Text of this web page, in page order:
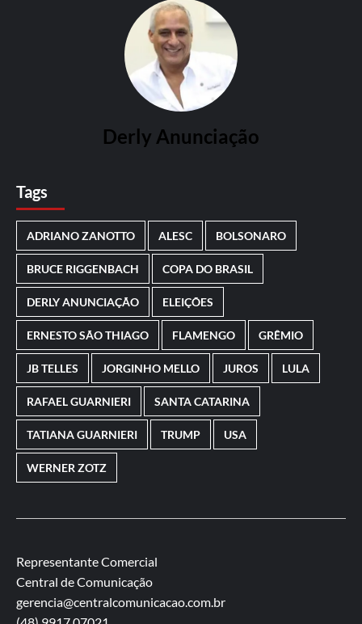
Derly Anunciação
Tags
ADRIANO ZANOTTO ALESC BOLSONARO
BRUCE RIGGENBACH COPA DO BRASIL
DERLY ANUNCIAÇÃO ELEIÇÕES
ERNESTO SÃO THIAGO FLAMENGO GRÊMIO
JB TELLES JORGINHO MELLO JUROS LULA
RAFAEL GUARNIERI SANTA CATARINA
TATIANA GUARNIERI TRUMP USA
WERNER ZOTZ
Representante Comercial
Central de Comunicação
gerencia@centralcomunicacao.com.br